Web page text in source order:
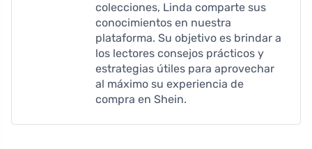
colecciones, Linda comparte sus
conocimientos en nuestra
plataforma. Su objetivo es brindar a
los lectores consejos prácticos y
estrategias útiles para aprovechar
al máximo su experiencia de
compra en Shein.